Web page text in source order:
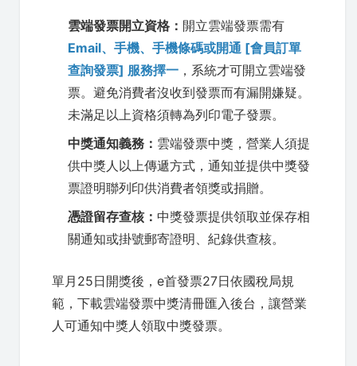
雲端發票開立資格： 開立雲端發票需有
Email、手機、手機條碼或開通 [會員訂單
查詢發票] 服務擇一 ，系統才可開立雲端發
票。避免消費者沒收到發票而有漏開嫌疑。
未滿足以上資格須轉為列印電子發票。
中獎通知義務： 雲端發票中獎，營業人須提
供中獎人以上傳遞方式，通知並提供中獎發
票證明聯列印供消費者領獎或捐贈。
憑證留存查核： 中獎發票提供領取並保存相
關通知或掛號郵寄證明、紀錄供查核。
單月25日開獎後，e首發票27日依國稅局規
範，下載雲端發票中獎清冊匯入後台，讓營業
人可通知中獎人領取中獎發票。